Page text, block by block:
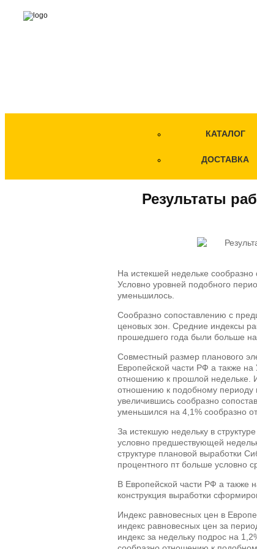
КАТАЛОГ
ДОСТАВКА
Результаты
На истекшей недельке
Условно уровней подобного
уменьшилось.
Сообразно сопоставлению с
ценовых зон. Средние индексы
прошедшего года были больше
Совместный размер планового
Европейской части РФ а также
отношению к прошлой недельке.
отношению к подобному периоду
увеличившись сообразно
уменьшился на 4,1% сообразно
За истекшую недельку в
условно предшествующей
структуре плановой выработки
процентного пт больше условно
В Европейской части РФ а
конструкция выработки
Индекс равновесных цен в
индекс равновесных цен за
индекс за недельку подрос на